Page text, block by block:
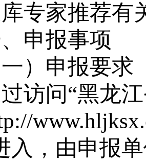
专家推荐有
申报事项
一）申报要求
访问“黑龙
入，由申报